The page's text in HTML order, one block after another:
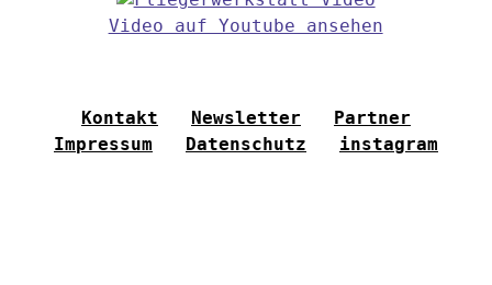
Video auf Youtube ansehen
Kontakt Newsletter
Partner
Impressum
Datenschutz instagram